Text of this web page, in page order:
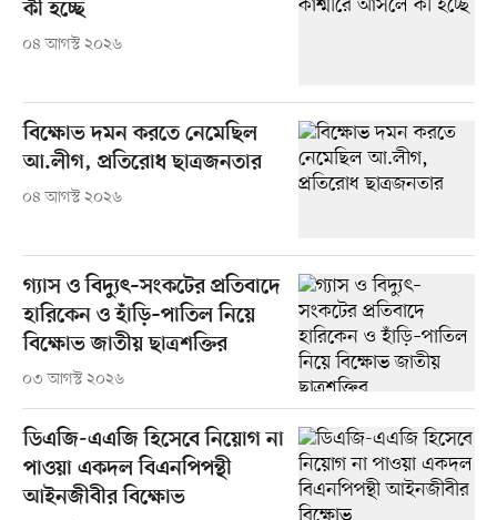
কী হচ্ছে
০৪ আগস্ট ২০২৬
বিক্ষোভ দমন করতে নেমেছিল
আ.লীগ, প্রতিরোধ ছাত্রজনতার
০৪ আগস্ট ২০২৬
গ্যাস ও বিদ্যুৎ–সংকটের প্রতিবাদে
হারিকেন ও হাঁড়ি–পাতিল নিয়ে
বিক্ষোভ জাতীয় ছাত্রশক্তির
০৩ আগস্ট ২০২৬
ডিএজি-এএজি হিসেবে নিয়োগ না
পাওয়া একদল বিএনপিপন্থী
আইনজীবীর বিক্ষোভ